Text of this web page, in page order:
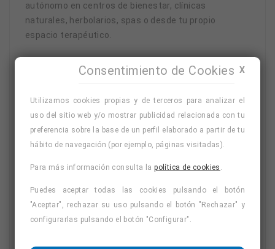
autónomo en centros de bienestar, clínicas
naturales, herbolarios, spas o desde tu propio
espacio terapéutico.
Inscríbete y Aprende Español
Hoy Mismo
Si buscas un o uncurso de tarot -evolutivo- en
la mejor alternativa. Contáctanos y comienza a
mejorar tu español desde cualquier lugar.
X
Consentimiento de Cookies
Utilizamos cookies propias y de terceros para analizar el
uso del sitio web y/o mostrar publicidad relacionada con tu
preferencia sobre la base de un perfil elaborado a partir de tu
hábito de navegación (por ejemplo, páginas visitadas).
Para más información consulta lapolítica de cookies
Puedes aceptar todas las cookies pulsando el botón
"Aceptar", rechazar su uso pulsando el botón "Rechazar" y
configurarlas pulsando el botón "Configurar".